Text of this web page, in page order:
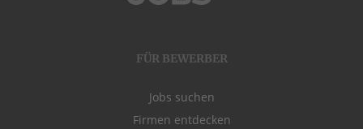
FÜR BEWERBER
Jobs suchen
Firmen entdecken